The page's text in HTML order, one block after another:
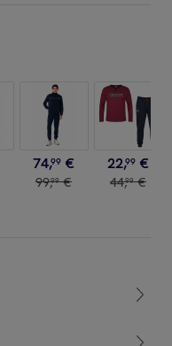
74,99 €
99,99 €
22,99 €
44,99 €